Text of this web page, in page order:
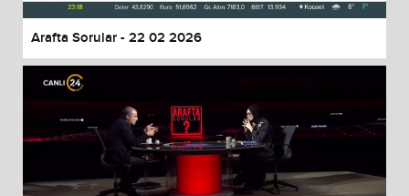
Arafta Sorular - 22 02 2026